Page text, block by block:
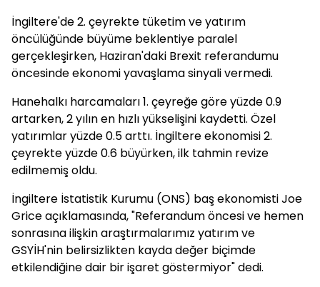
İngiltere'de 2. çeyrekte tüketim ve yatırım
öncülüğünde büyüme beklentiye paralel
gerçekleşirken, Haziran'daki Brexit referandumu
öncesinde ekonomi yavaşlama sinyali vermedi.
Hanehalkı harcamaları 1. çeyreğe göre yüzde 0.9
artarken, 2 yılın en hızlı yükselişini kaydetti. Özel
yatırımlar yüzde 0.5 arttı. İngiltere ekonomisi 2.
çeyrekte yüzde 0.6 büyürken, ilk tahmin revize
edilmemiş oldu.
İngiltere İstatistik Kurumu (ONS) baş ekonomisti Joe
Grice açıklamasında, "Referandum öncesi ve hemen
sonrasına ilişkin araştırmalarımız yatırım ve
GSYİH'nin belirsizlikten kayda değer biçimde
etkilendiğine dair bir işaret göstermiyor" dedi.